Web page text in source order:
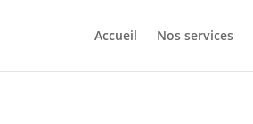
Accueil Nos services